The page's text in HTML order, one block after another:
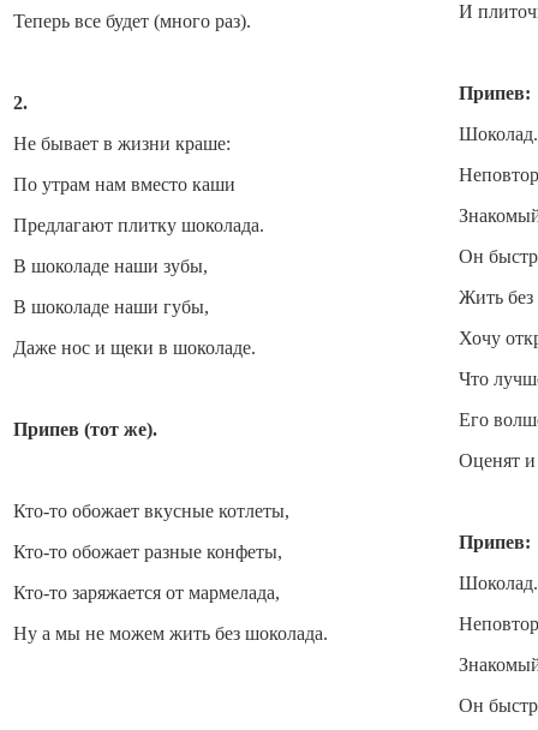
Теперь все будет (много раз).
2.
Не бывает в жизни краше:
По утрам нам вместо каши
Предлагают плитку шоколада.
В шоколаде наши зубы,
В шоколаде наши губы,
Даже нос и щеки в шоколаде.
Припев (тот же).
Кто-то обожает вкусные котлеты,
Кто-то обожает разные конфеты,
Кто-то заряжается от мармелада,
Ну а мы не можем жить без шоколада.
И
Шоколад.
Знакомый
Он
Жить без
Хочу
Что
Его
Оценят и
Припев:
Шоколад.
Знакомый
Он